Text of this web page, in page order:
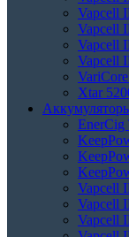
Vapcell
Vapcell
Vapcell
Vapcell
Xtar
EnerCig
Vapcell
Vapcell
Vapcell